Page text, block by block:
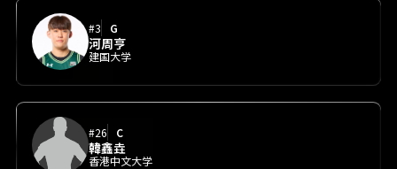
#3 G
河周亨
建国大学
#26 C
韓鑫垚
香港中文大学